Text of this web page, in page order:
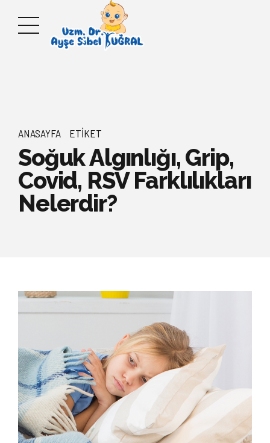
ANASAYFA ETIKET
Soğuk Algınlığı, Grip,
Covid, RSV Farklılıkları
Nelerdir?